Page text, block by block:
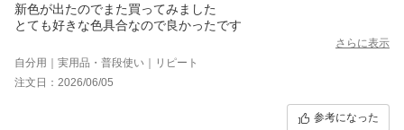
新色が出たのでまた買ってみました
とても好きな色具合なので良かったです
さらに表示
自分用｜実用品・普段使い｜リピート
注文日：2026/06/05
参考になった